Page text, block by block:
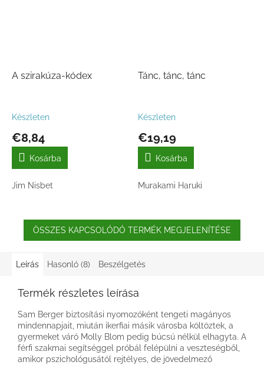
A szirakúza-kódex
Készleten
€8,84
Kosárba
Jim Nisbet
Tánc, tánc, tánc
Készleten
€19,19
Kosárba
Murakami Haruki
ÖSSZES KAPCSOLÓDÓ TERMÉK MEGJELENÍTÉSE
Leírás Hasonló (8) Beszélgetés
Termék részletes leírása
Sam Berger biztosítási nyomozóként tengeti magányos
mindennapjait, miután ikerfiai másik városba költöztek, a
gyermeket váró Molly Blom pedig búcsú nélkül elhagyta. A
férfi szakmai segítséggel próbál felépülni a veszteségből,
amikor pszichológusától rejtélyes, de jövedelmező